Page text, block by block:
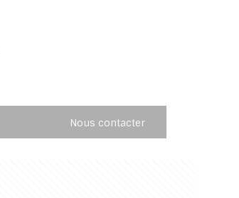
Nous contacter